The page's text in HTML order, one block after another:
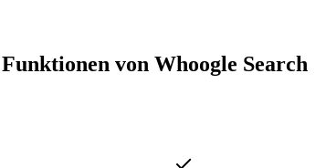
von Whoogle Search